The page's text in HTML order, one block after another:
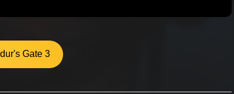
Gate 3